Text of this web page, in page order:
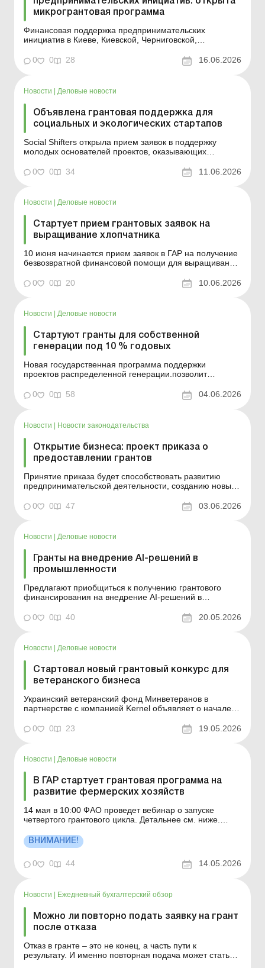
микрогрантовая программа
Финансовая поддержка предпринимательских
инициатив в Киеве, Киевской, Черниговской,
теме: Учет расходов на создание веб-сайта
Международная гуманитарная организация Mercy
людей» начинает трет...
0 0 28 16.06.2026
Новости | Деловые новости
Объявлена грантовая поддержка для
социальных и экологических стартапов
Social Shifters открыла прием заявок в поддержку
молодых основателей проектов, оказывающих
Больше по теме: По условиям гранта
предприниматель должен трудоустроить работников:
Бюджетные гранты: как ...
0 0 34 11.06.2026
Новости Деловые новости
Стартует прием грантовых заявок на
выращивание хлопчатника
10 июня начинается прием заявок в ГАР на получение
безвозвратной финансовой помощи для выращивания
Херсонской областей смогут получить до 10 тыс. грн на
гектар под урожай текущего года. Больше по теме:
0 0 20 10.06.2026
Новости Деловые новости
Стартуют гранты для собственной
генерации под 10 % годовых
Новая государственная программа поддержки
проектов распределенной генерации.позволит
на строительство новых генерирующих мощностей,
систем накопления энергии и другой критически
Максимальная сумма кредитования &nd...
0 0 58 04.06.2026
Новости | Новости законодательства
Открытие бизнеса: проект приказа о
предоставлении грантов
Принятие приказа будет способствовать развитию
предпринимательской деятельности, созданию новых
предпринимательства, экономической активности
населения и повышению эффективности реализации
и среднего бизнеса. Боль...
0 0 47 03.06.2026
Новости | Деловые новости
Гранты на внедрение AI-решений в
промышленности
Предлагают приобщиться к получению грантового
финансирования на внедрение AI-решений в
грантов – читайте в этом материале. Больше по теме:
По условиям гранта предприниматель должен
налоговом расчет...
0 0 40 20.05.2026
Новости Деловые новости
Стартовал новый грантовый конкурс для
ветеранского бизнеса
Украинский ветеранский фонд Минветеранов в
партнерстве с компанией Kernel объявляет о начале
– это шанс получить финансовую поддержку для
запуска или масштабирования собственного дела.
0 0 23 19.05.2026
Новости Деловые новости
В ГАР стартует грантовая программа на
развитие фермерских хозяйств
14 мая в 10:00 ФАО проведет вебинар о запуске
четвертого грантового цикла. Детальнее см. ниже.
предприниматель должен трудоустроить работников:
как это отразить в налоговом расчете по НДФЛ и ЕСВ?
Бюджетные гранты: как применять разницы по налогу
на прибыль 13 мая...
ВНИМАНИЕ!
0 0 44 14.05.2026
Новости | Ежедневный бухгалтерский обзор
Можно ли повторно подать заявку на грант
после отказа
Отказ в гранте – это не конец, а часть пути к
результату. И именно повторная подача может стать